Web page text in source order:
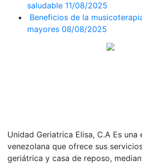
saludable 11/08/2025
Beneficios de la
mayores 08/08/2025
Unidad Geriatrica Elisa, C.A Es una
venezolana que ofrece sus
geriátrica y casa de reposo,